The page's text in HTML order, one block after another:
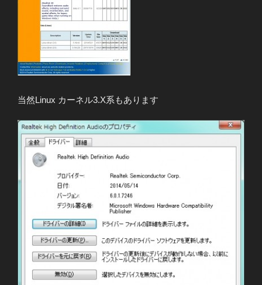
当然Linux カーネル3.X系もあります